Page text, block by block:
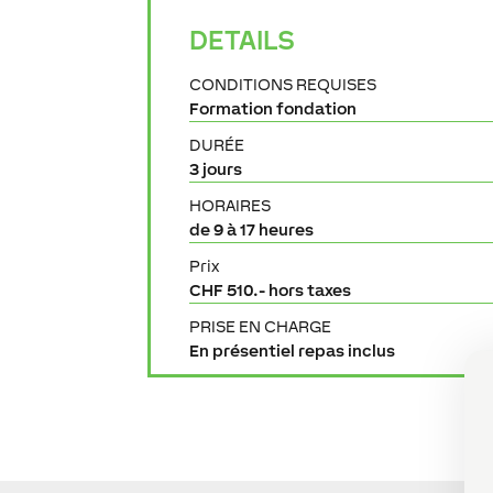
DETAILS
CONDITIONS REQUISES
Formation fondation
DURÉE
3 jours
HORAIRES
de 9 à 17 heures
Prix
CHF 510.- hors taxes
PRISE EN CHARGE
En présentiel repas inclus